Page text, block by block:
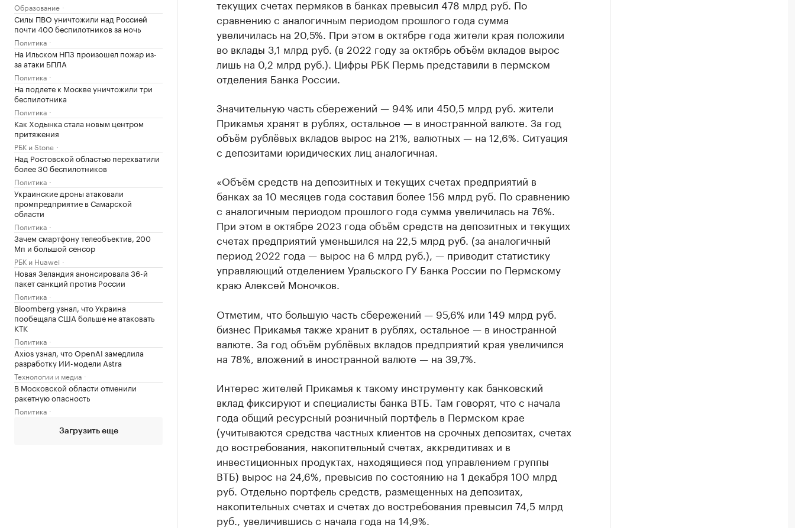
Образование
Силы ПВО уничтожили над Россией
почти 400 беспилотников за ночь
Политика
На Ильском НПЗ произошел пожар из-
за атаки БПЛА
Политика
На подлете к Москве уничтожили три
беспилотника
Политика
Как Ходынка стала новым центром
притяжения
РБК и Stone
Над Ростовской областью перехватили
более 30 беспилотников
Политика
Украинские дроны атаковали
промпредприятие в Самарской
области
Политика
Зачем смартфону телеобъектив, 200
Мп и большой сенсор
РБК и Huawei
Новая Зеландия анонсировала 36-й
пакет санкций против России
Политика
Bloomberg узнал, что Украина
пообещала США больше не атаковать
КТК
Политика
Axios узнал, что OpenAI замедлила
разработку ИИ-модели Astra
Технологии и медиа
В Московской области отменили
ракетную опасность
Политика
Загрузить еще
текущих счетах пермяков в банках превысил 478 млрд руб. По
сравнению с аналогичным периодом прошлого года сумма
увеличилась на 20,5%. При этом в октябре года жители края положили
во вклады 3,1 млрд руб. (в 2022 году за октябрь объём вкладов вырос
лишь на 0,2 млрд руб.). Цифры РБК Пермь представили в пермском
отделения Банка России.
Значительную часть сбережений — 94% или 450,5 млрд руб. жители
Прикамья хранят в рублях, остальное — в иностранной валюте. За год
объём рублёвых вкладов вырос на 21%, валютных — на 12,6%. Ситуация
с депозитами юридических лиц аналогичная.
«Объём средств на депозитных и текущих счетах предприятий в
банках за 10 месяцев года составил более 156 млрд руб. По сравнению
с аналогичным периодом прошлого года сумма увеличилась на 76%.
При этом в октябре 2023 года объём средств на депозитных и текущих
счетах предприятий уменьшился на 22,5 млрд руб. (за аналогичный
период 2022 года — вырос на 6 млрд руб.), — приводит статистику
управляющий отделением Уральского ГУ Банка России по Пермскому
краю Алексей Моночков.
Отметим, что большую часть сбережений — 95,6% или 149 млрд руб.
бизнес Прикамья также хранит в рублях, остальное — в иностранной
валюте. За год объём рублёвых вкладов предприятий края увеличился
на 78%, вложений в иностранной валюте — на 39,7%.
Интерес жителей Прикамья к такому инструменту как банковский
вклад фиксируют и специалисты банка ВТБ. Там говорят, что с начала
года общий ресурсный розничный портфель в Пермском крае
(учитываются средства частных клиентов на срочных депозитах, счетах
до востребования, накопительный счетах, аккредитивах и в
инвестиционных продуктах, находящиеся под управлением группы
ВТБ) вырос на 24,6%, превысив по состоянию на 1 декабря 100 млрд
руб. Отдельно портфель средств, размещенных на депозитах,
накопительных счетах и счетах до востребования превысил 74,5 млрд
руб., увеличившись с начала года на 14,9%.